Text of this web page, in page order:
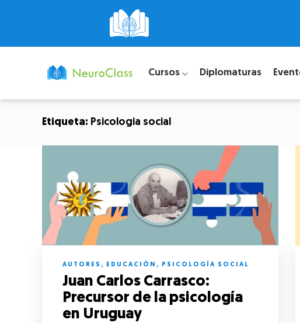
Cursos ⌵ Diplomaturas
Etiqueta: Psicologia social
AUTORES , EDUCACIÓN , PSICOLOGÍA SOCIAL
Juan Carlos Carrasco:
Precursor de la psicología
en Uruguay